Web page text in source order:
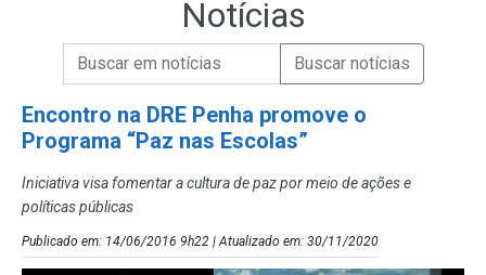
Notícias
Campo de Busca de Notícias
Campo de Busca de informaçõesEnviar a Busca de Notícias
Encontro na DRE Penha promove o
Programa “Paz nas Escolas”
Iniciativa visa fomentar a cultura de paz por meio de ações e
políticas públicas
Publicado em: 14/06/2016 9h22 | Atualizado em: 30/11/2020